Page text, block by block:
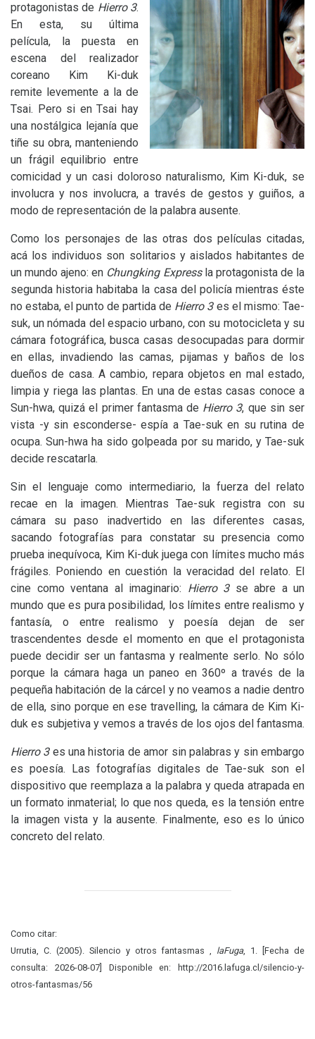
protagonistas de Hierro 3.
En esta, su última
película, la puesta en
escena del realizador
coreano Kim Ki-duk
remite levemente a la de
Tsai. Pero si en Tsai hay
una nostálgica lejanía que
tiñe su obra, manteniendo
un frágil equilibrio entre
comicidad y un casi doloroso naturalismo, Kim Ki-duk, se
involucra y nos involucra, a través de gestos y guiños, a
modo de representación de la palabra ausente.
Como los personajes de las otras dos películas citadas,
acá los individuos son solitarios y aislados habitantes de
un mundo ajeno: en Chungking Expressla protagonista de la
segunda historia habitaba la casa del policía mientras éste
no estaba, el punto de partida de Hierro 3es el mismo: Tae-
suk, un nómada del espacio urbano, con su motocicleta y su
cámara fotográfica, busca casas desocupadas para dormir
en ellas, invadiendo las camas, pijamas y baños de los
dueños de casa. A cambio, repara objetos en mal estado,
limpia y riega las plantas. En una de estas casas conoce a
Sun-hwa, quizá el primer fantasma de Hierro 3, que sin ser
vista -y sin esconderse- espía a Tae-suk en su rutina de
ocupa. Sun-hwa ha sido golpeada por su marido, y Tae-suk
decide rescatarla.
Sin el lenguaje como intermediario, la fuerza del relato
recae en la imagen. Mientras Tae-suk registra con su
cámara su paso inadvertido en las diferentes casas,
sacando fotografías para constatar su presencia como
prueba inequívoca, Kim Ki-duk juega con límites mucho más
frágiles. Poniendo en cuestión la veracidad del relato. El
cine como ventana al imaginario: Hierro 3se abre a un
mundo que es pura posibilidad, los límites entre realismo y
fantasía, o entre realismo y poesía dejan de ser
trascendentes desde el momento en que el protagonista
puede decidir ser un fantasma y realmente serlo. No sólo
porque la cámara haga un paneo en 360º a través de la
pequeña habitación de la cárcel y no veamos a nadie dentro
de ella, sino porque en ese travelling, la cámara de Kim Ki-
duk es subjetiva y vemos a través de los ojos del fantasma.
Hierro 3es una historia de amor sin palabras y sin embargo
es poesía. Las fotografías digitales de Tae-suk son el
dispositivo que reemplaza a la palabra y queda atrapada en
un formato inmaterial; lo que nos queda, es la tensión entre
la imagen vista y la ausente. Finalmente, eso es lo único
concreto del relato.
Como citar:
Urrutia, C. (2005). Silencio y otros fantasmas , laFuga, 1. [Fecha de
consulta: 2026-08-07] Disponible en: http://2016.lafuga.cl/silencio-y-
otros-fantasmas/56